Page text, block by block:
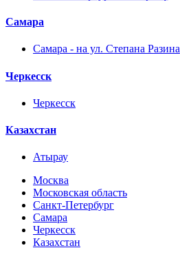
Самара
Самара - на ул. Степана Разина
Черкесск
Черкесск
Казахстан
Атырау
Москва
Московская область
Санкт-Петербург
Самара
Черкесск
Казахстан